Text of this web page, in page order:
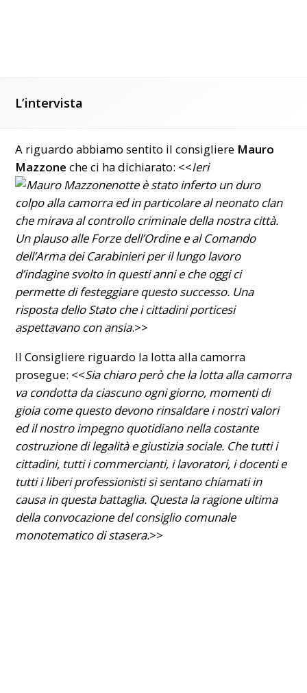
L’intervista
A riguardo abbiamo sentito il consigliere Mauro
Mazzone che ci ha dichiarato: <<Ieri
notte è stato inferto un duro
colpo alla camorra ed in particolare al neonato clan
che mirava al controllo criminale della nostra città.
Un plauso alle Forze dell’Ordine e al Comando
dell’Arma dei Carabinieri per il lungo lavoro
d’indagine svolto in questi anni e che oggi ci
permette di festeggiare questo successo. Una
risposta dello Stato che i cittadini porticesi
aspettavano con ansia.>>
Il Consigliere riguardo la lotta alla camorra
prosegue: <<Sia chiaro però che la lotta alla camorra
va condotta da ciascuno ogni giorno, momenti di
gioia come questo devono rinsaldare i nostri valori
ed il nostro impegno quotidiano nella costante
costruzione di legalità e giustizia sociale. Che tutti i
cittadini, tutti i commercianti, i lavoratori, i docenti e
tutti i liberi professionisti si sentano chiamati in
causa in questa battaglia. Questa la ragione ultima
della convocazione del consiglio comunale
monotematico di stasera.>>